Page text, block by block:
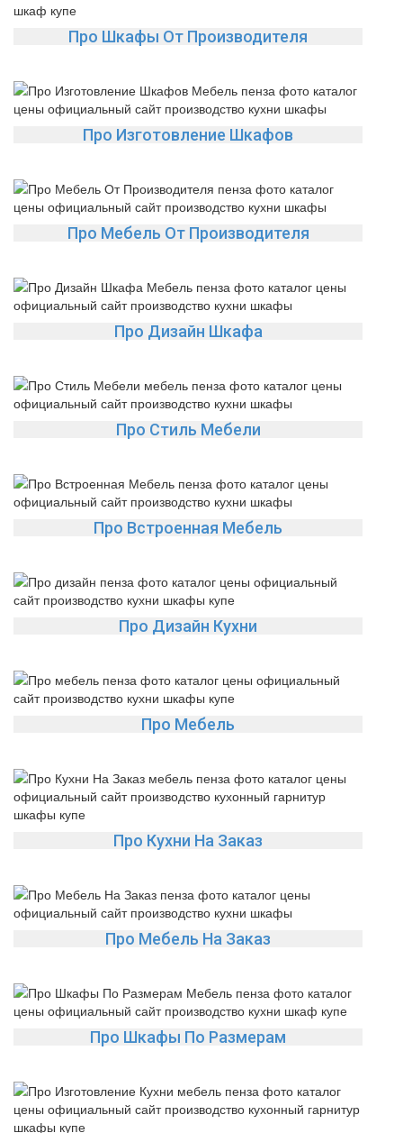
Про Шкафы От Производителя
Про Изготовление Шкафов
Про Мебель От Производителя
Про Дизайн Шкафа
Про Стиль Мебели
Про Встроенная Мебель
Про Дизайн Кухни
Про Мебель
Про Кухни На Заказ
Про Мебель На Заказ
Про Шкафы По Размерам